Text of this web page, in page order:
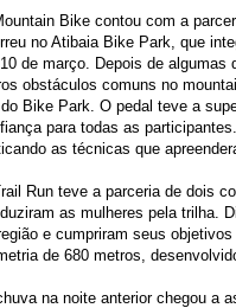
Bike contou com a
no Atibaia Bike Park, que
de março. Depois de
obstáculos comuns no
Bike Park. O pedal teve a
para todas as
as técnicas que
Run teve a parceria de dois
as mulheres pela trilha.
e cumpriram seus
de 680 metros,
na noite anterior chegou a